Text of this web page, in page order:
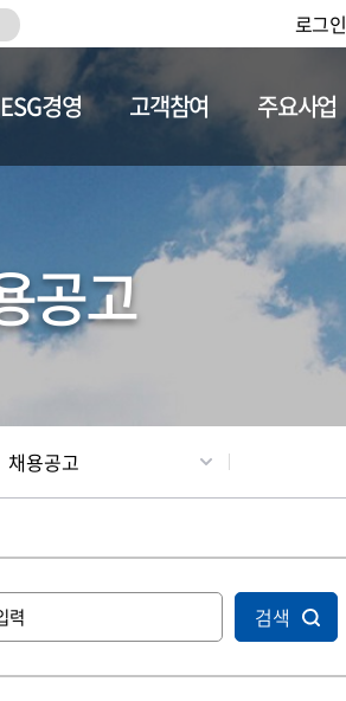
로그인
채용정보
ESG경영 고객참여 주요사업
공고
채용공고
검색